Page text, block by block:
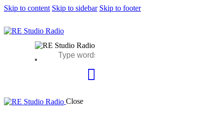
Skip to content Skip to sidebar Skip to footer
Close